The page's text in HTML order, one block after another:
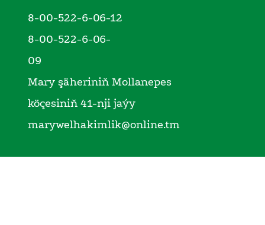
8-00-522-6-06-12
8-00-522-6-06-
09
Mary şäheriniň Mollanepes
köçesiniň 41-nji jaýy
marywelhakimlik@online.tm